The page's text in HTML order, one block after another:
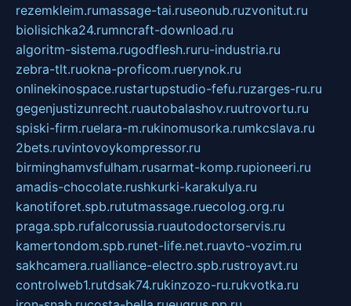
rezemkleim.rumassage-tai.ruseonub.ruzvonitut.ru
biolisichka24.rumncraft-download.ru
algoritm-sistema.rugodflesh.ruru-industria.ru
zebra-tlt.ruokna-proficom.ruerynok.ru
onlinekinospace.rustartupstudio-fefu.ruzarges-ru.ru
gegenjustizunrecht.ruautobalashov.ruutrovortu.ru
spiski-firm.ruelara-m.rukinomusorka.rumkcslava.ru
2bets.ruvintovoykompressor.ru
birminghamvsfulham.rusarmat-komp.rupioneeri.ru
amadis-chocolate.rushkurki-karakulya.ru
kanotiforet.spb.rututmassage.ruecolog.org.ru
praga.spb.rufalcorussia.ruautodoctorservis.ru
kamertondom.spb.runet-life.net.ruavto-vozim.ru
sakhcamera.rualliance-electro.spb.rustroyavt.ru
controlweb1.rutdsak74.rukinzozo-ru.rukvotka.ru